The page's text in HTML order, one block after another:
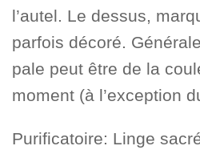
l’autel. Le dessus,
parfois décoré.
pale peut être de la
moment (à l’exception
Purificatoire: Linge